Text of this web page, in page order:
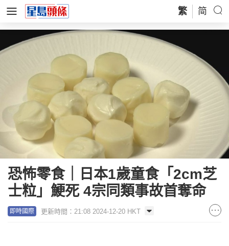
繁 简
恐怖零食｜日本1歲童食「2cm芝
士粒」鯁死 4宗同類事故首奪命
即時國際 更新時間：21:08 2024-12-20 HKT